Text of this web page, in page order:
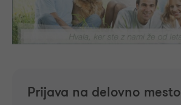
Prijava na delovno mesto